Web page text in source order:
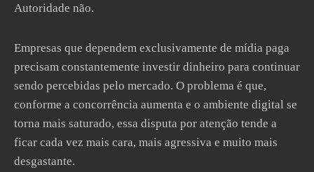
Autoridade não.
Empresas que dependem exclusivamente de mídia paga
precisam constantemente investir dinheiro para continuar
sendo percebidas pelo mercado. O problema é que,
conforme a concorrência aumenta e o ambiente digital se
torna mais saturado, essa disputa por atenção tende a
ficar cada vez mais cara, mais agressiva e muito mais
desgastante.